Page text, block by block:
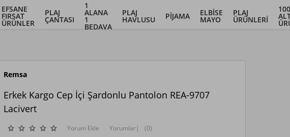
EFSANE
FIRSAT
ÜRÜNLER
PLAJ
ÇANTASI
1
ALANA
1
BEDAVA
PLAJ
HAVLUSU PİJAMA ELBİSE
MAYO
PLAJ
ÜRÜNLERİ
Remsa
Erkek Kargo Cep İçi Şardonlu Pantolon REA-9707
Lacivert
Yorum Ekle Yorumlar| (0)